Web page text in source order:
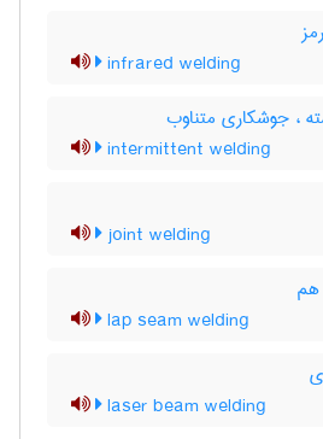
infrared welding
، جوشکاری متناوب
intermittent welding
joint welding
lap seam welding
laser beam welding